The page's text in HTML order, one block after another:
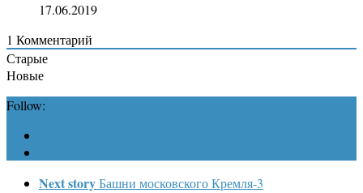
17.06.2019
1 Комментарий
Старые
Новые
Follow:
Next storyБашни московского Кремля-3